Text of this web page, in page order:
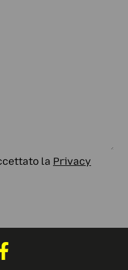
la Privacy